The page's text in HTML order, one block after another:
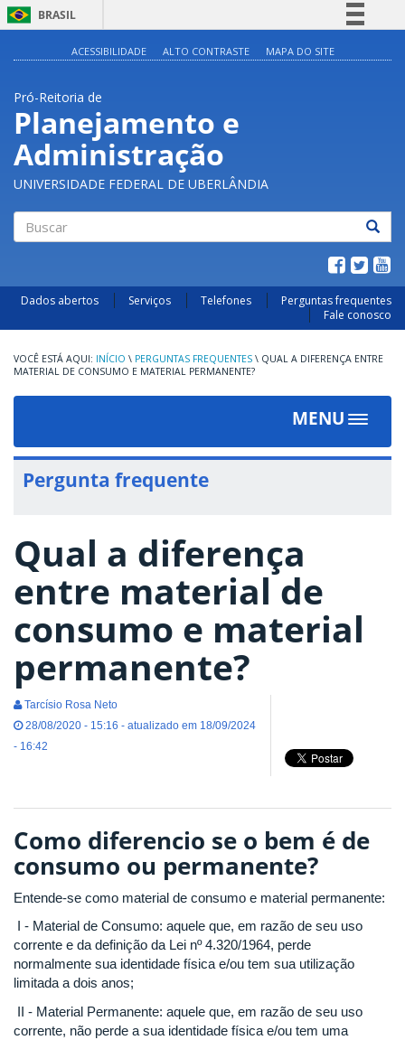
BRASIL
Acesso à informação
ACESSIBILIDADE ALTO CONTRASTE MAPA DO SITE
Pró-Reitoria de
Planejamento e
Administração
UNIVERSIDADE FEDERAL DE UBERLÂNDIA
Dados abertos Serviços Telefones
Perguntas frequentes
Fale conosco
INÍCIO \ PERGUNTAS FREQUENTES \ QUAL A DIFERENÇA ENTRE
MATERIAL DE CONSUMO E MATERIAL PERMANENTE?
MENU
Toggle
Pergunta frequente
Qual a diferença
entre material de
consumo e material
permanente?
Tarcísio Rosa Neto
28/08/2020 - 15:16 - atualizado em 18/09/2024
- 16:42
Como diferencio se o bem é de
consumo ou permanente?
Entende-se como material de consumo e material permanente:
I - Material de Consumo: aquele que, em razão de seu uso
corrente e da definição da Lei nº 4.320/1964, perde
normalmente sua identidade física e/ou tem sua utilização
limitada a dois anos;
II - Material Permanente: aquele que, em razão de seu uso
corrente, não perde a sua identidade física e/ou tem uma